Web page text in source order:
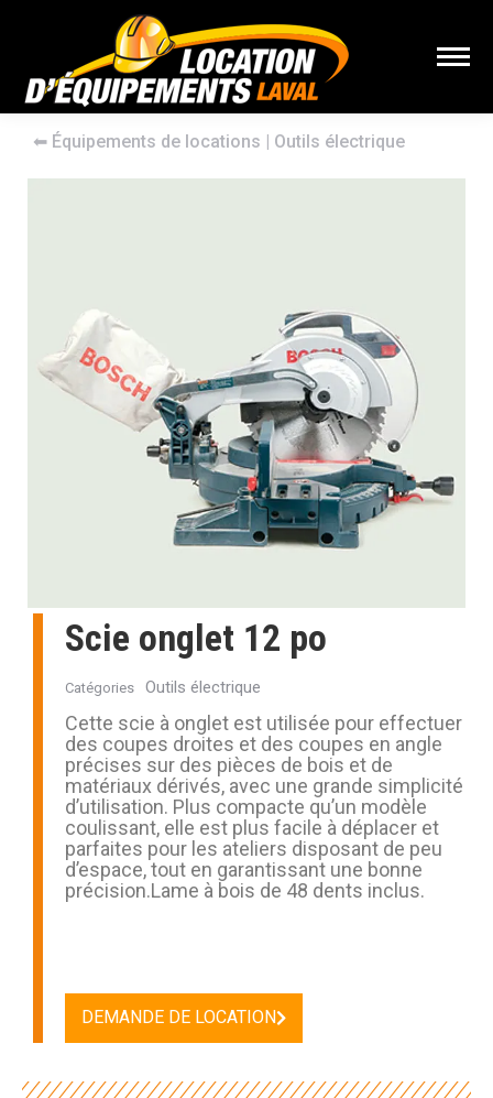
⬅︎ Équipements de locations | Outils électrique
Scie onglet 12 po
Catégories Outils électrique
Cette scie à onglet est utilisée pour effectuer
des coupes droites et des coupes en angle
précises sur des pièces de bois et de
matériaux dérivés, avec une grande simplicité
d’utilisation. Plus compacte qu’un modèle
coulissant, elle est plus facile à déplacer et
parfaites pour les ateliers disposant de peu
d’espace, tout en garantissant une bonne
précision.Lame à bois de 48 dents inclus.
DEMANDE DE LOCATION